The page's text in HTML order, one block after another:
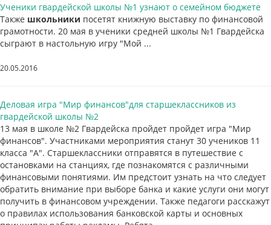
Ученики гвардейской школы №1 узнают о семейном бюджете
Также школьники посетят книжную выставку по финансовой
грамотности. 20 мая в ученики средней школы №1 Гвардейска
сыграют в настольную игру "Мой ...
20.05.2016
Деловая игра "Мир финансов"для старшеклассников из
гвардейской школы №2
13 мая в школе №2 Гвардейска пройдет пройдет игра "Мир
финансов". Участниками мероприятия станут 30 учеников 11
класса "А". Старшеклассники отправятся в путешествие с
остановками на станциях, где познакомятся с различными
финансовыми понятиями. Им предстоит узнать на что следует
обратить внимание при выборе банка и какие услуги они могут
получить в финансовом учреждении. Также педагоги расскажут
о правилах использования банковской карты и основных